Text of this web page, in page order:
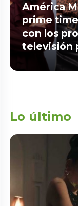
América
prime
con los
televisión
Lo último